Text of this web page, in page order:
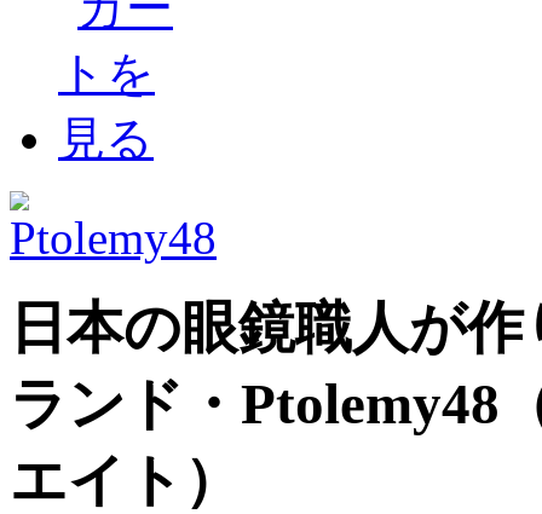
日本の眼鏡職人が
ランド ・
エイト）